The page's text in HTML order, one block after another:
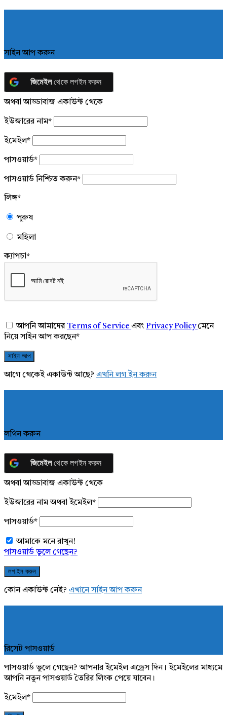
সাইন আপ করুন
জিমেইলথেকে লগইন করুন
অথবা আড্ডাবাজ একাউন্ট থেকে
ইউজারের নাম*
ইমেইল*
পাসওয়ার্ড*
পাসওয়ার্ড নিশ্চিত করুন*
লিঙ্গ*
পুরুষ
মহিলা
ক্যাপচা*
আপনি আমাদেরTerms of Service এবং Privacy Policyমেনে
নিয়ে সাইন আপ করছেন*
আগে থেকেই একাউন্ট আছে? এখনি লগ ইন করুন
লগিন করুন
জিমেইলথেকে লগইন করুন
অথবা আড্ডাবাজ একাউন্ট থেকে
ইউজারের নাম অথবা ইমেইল*
পাসওয়ার্ড*
আমাকে মনে রাখুন!
পাসওয়ার্ড ভুলে গেছেন?
কোন একাউন্ট নেই? এখানে সাইন আপ করুন
রিসেট পাসওয়ার্ড
পাসওয়ার্ড ভুলে গেছেন? আপনার ইমেইল এড্রেস দিন। ইমেইলের মাধ্যমে
আপনি নতুন পাসওয়ার্ড তৈরির লিংক পেয়ে যাবেন।
ইমেইল*